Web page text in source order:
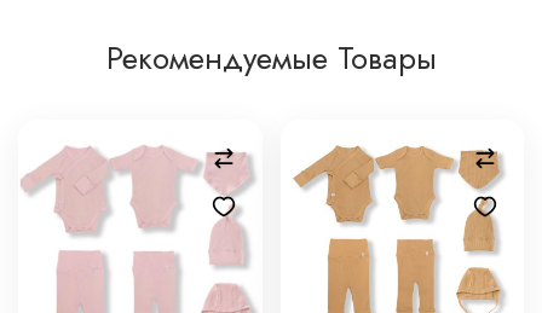
Рекомендуемые Товары